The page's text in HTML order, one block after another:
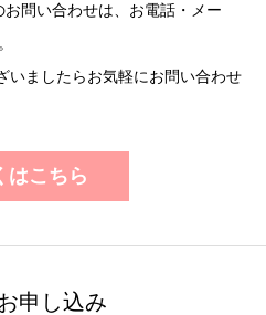
問い合わせは、お電話・メー
いましたらお気軽にお問い合わせ
はこちら
申し込み